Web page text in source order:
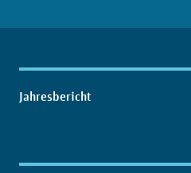
Inhaltsübersicht
Jahresbericht